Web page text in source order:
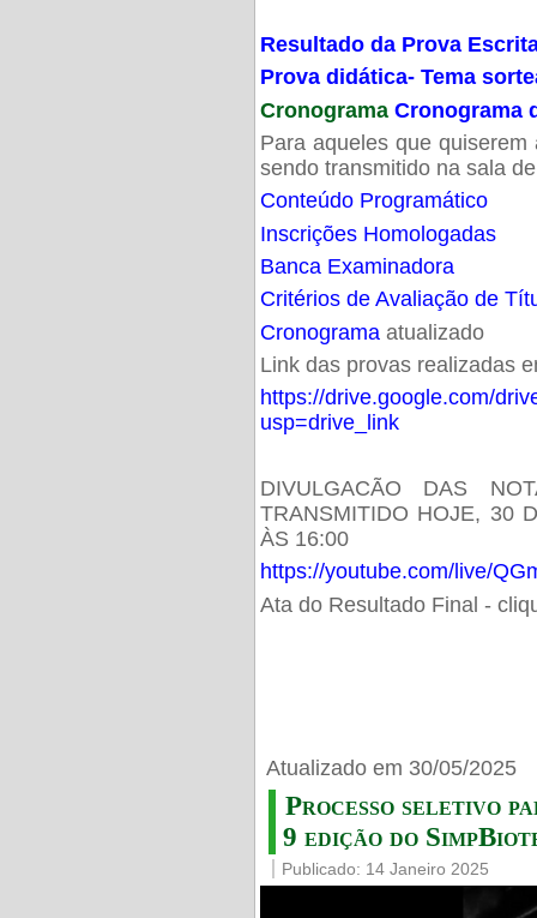
Resultado da Prova
Prova didática- Tema
Cronograma Cronograma
Para aqueles que
sendo transmitido na sala
Conteúdo Programático
Inscrições Homologadas
Banca Examinadora
Critérios de Avaliação de
Cronogramaatualizado
Link das provas realizadas
https://drive.google.com/
usp=drive_link
DIVULGACÃO DAS
TRANSMITIDO HOJE, 30
ÀS 16:00
https://youtube.com/live/
Ata do Resultado Final -
Atualizado em 30/05/2025
Processo seletivo
9 edição do
Publicado: 14 Janeiro 2025